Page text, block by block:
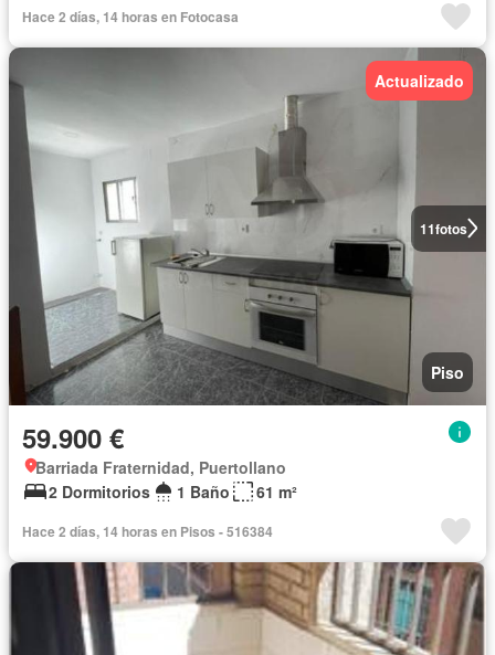
Hace 2 días, 14 horas en Fotocasa
11fotos
Actualizado
Piso
59.900 €
Barriada Fraternidad, Puertollano
2 Dormitorios
1 Baño 61 m²
Hace 2 días, 14 horas en Pisos - 516384